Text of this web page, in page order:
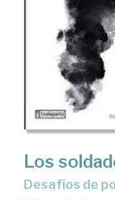
Los
desafíos de